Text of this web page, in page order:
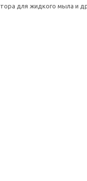
для жидкого мыла и